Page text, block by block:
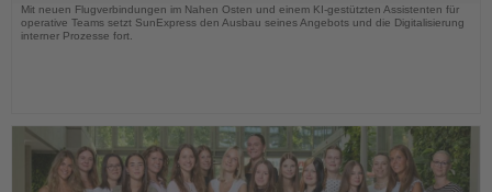
Mit neuen Flugverbindungen im Nahen Osten und einem KI-gestützten Assistenten für
operative Teams setzt SunExpress den Ausbau seines Angebots und die Digitalisierung
interner Prozesse fort.